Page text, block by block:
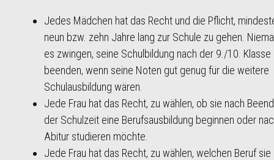
Jedes Mädchen hat das Recht und die Pflicht,
neun bzw. zehn Jahre lang zur Schule zu gehen.
es zwingen, seine Schulbildung nach der 9./10. Klasse
beenden, wenn seine Noten gut genug für die weitere
Schulausbildung wären.
Jede Frau hat das Recht, zu wählen, ob sie nach
der Schulzeit eine Berufsausbildung beginnen oder
Abitur studieren möchte.
Jede Frau hat das Recht, zu wählen, welchen Beruf sie